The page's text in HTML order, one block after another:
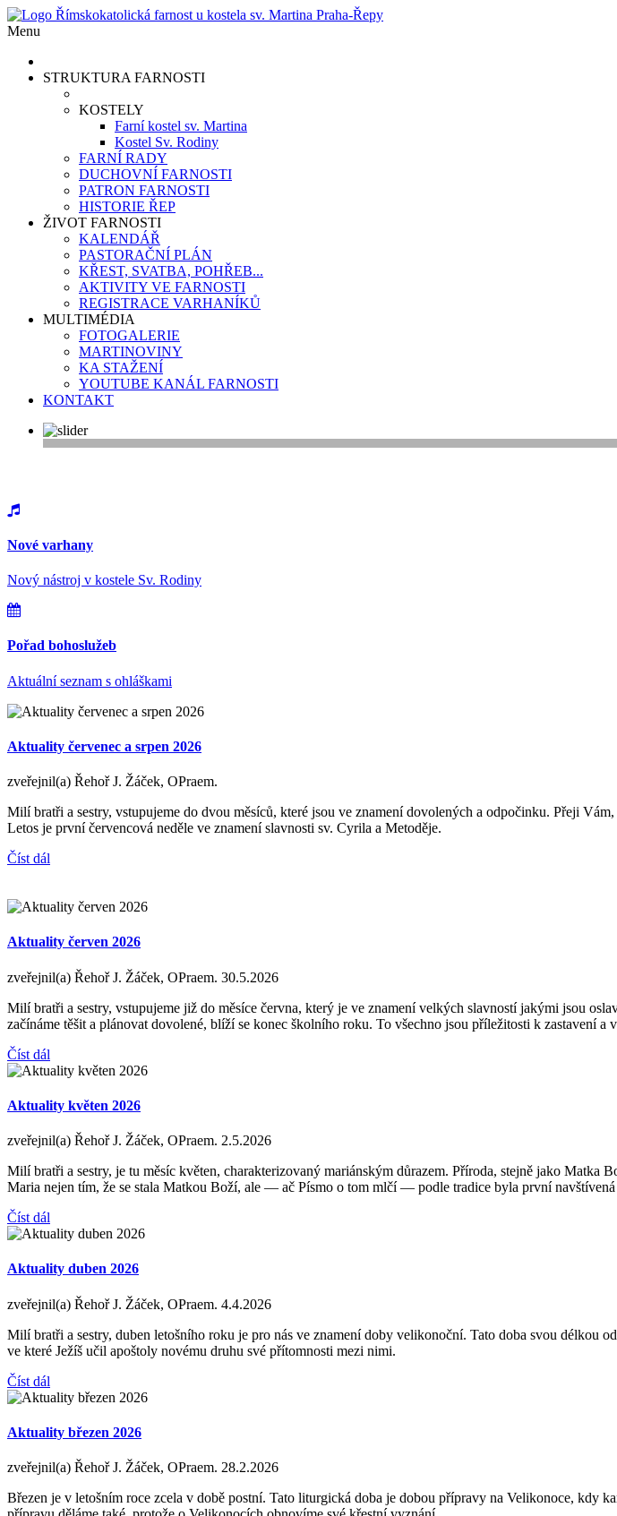
Menu
STRUKTURA FARNOSTI
KOSTELY
Farní kostel sv. Martina
Kostel Sv. Rodiny
FARNÍ RADY
DUCHOVNÍ FARNOSTI
PATRON FARNOSTI
HISTORIE ŘEP
ŽIVOT FARNOSTI
KALENDÁŘ
PASTORAČNÍ PLÁN
KŘEST, SVATBA, POHŘEB...
AKTIVITY VE FARNOSTI
REGISTRACE VARHANÍKŮ
MULTIMÉDIA
FOTOGALERIE
MARTINOVINY
KA STAŽENÍ
YOUTUBE KANÁL FARNOSTI
KONTAKT
Nové varhany
Nový nástroj v kostele Sv. Rodiny
Pořad bohoslužeb
Aktuální seznam s ohláškami
Aktuality červenec a srpen 2026
zveřejnil(a) Řehoř J. Žáček, OPraem.
Milí bratři a sestry, vstupujeme do dvou měsíců, které jsou ve znamení dovolených a odpočinku. Přeji
Letos je první červencová neděle ve znamení slavnosti sv. Cyrila a Metoděje.
Číst dál
Aktuality červen 2026
zveřejnil(a) Řehoř J. Žáček, OPraem. 30.5.2026
Milí bratři a sestry, vstupujeme již do měsíce června, který je ve znamení velkých slavností jakými jsou
začínáme těšit a plánovat dovolené, blíží se konec školního roku. To všechno jsou příležitosti k zastavení a
Číst dál
Aktuality květen 2026
zveřejnil(a) Řehoř J. Žáček, OPraem. 2.5.2026
Milí bratři a sestry, je tu měsíc květen, charakterizovaný mariánským důrazem. Příroda, stejně jako
Maria nejen tím, že se stala Matkou Boží, ale — ač Písmo o tom mlčí — podle tradice byla první
Číst dál
Aktuality duben 2026
zveřejnil(a) Řehoř J. Žáček, OPraem. 4.4.2026
Milí bratři a sestry, duben letošního roku je pro nás ve znamení doby velikonoční. Tato doba svou délkou
ve které Ježíš učil apoštoly novému druhu své přítomnosti mezi nimi.
Číst dál
Aktuality březen 2026
zveřejnil(a) Řehoř J. Žáček, OPraem. 28.2.2026
Březen je v letošním roce zcela v době postní. Tato liturgická doba je dobou přípravy na Velikonoce,